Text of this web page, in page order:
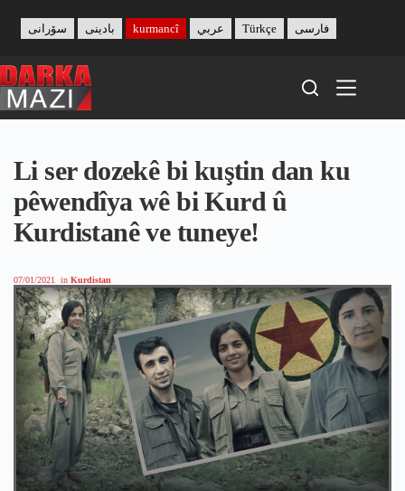
content
بادینی سۆرانی kurmancî عربي Türkçe فارسی
Li ser dozekê bi kuştin dan ku
pêwendîya wê bi Kurd û
Kurdistanê ve tuneye!
07/01/2021 in Kurdistan